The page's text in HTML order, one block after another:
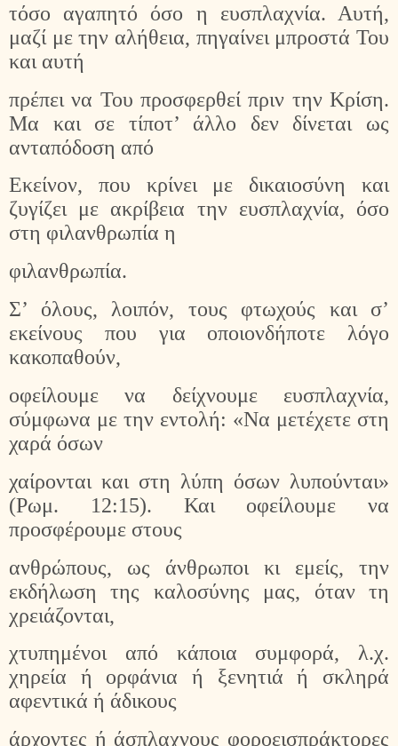
τόσο αγαπητό όσο η ευσπλαχνία. Αυτή,
μαζί με την αλήθεια, πηγαίνει μπροστά Του
και αυτή
πρέπει να Του προσφερθεί πριν την Κρίση.
Μα και σε τίποτ’ άλλο δεν δίνεται ως
ανταπόδοση από
Εκείνον, που κρίνει με δικαιοσύνη και
ζυγίζει με ακρίβεια την ευσπλαχνία, όσο
στη φιλανθρωπία η
φιλανθρωπία.
Σ’ όλους, λοιπόν, τους φτωχούς και σ’
εκείνους που για οποιονδήποτε λόγο
κακοπαθούν,
οφείλουμε να δείχνουμε ευσπλαχνία,
σύμφωνα με την εντολή: «Να μετέχετε στη
χαρά όσων
χαίρονται και στη λύπη όσων λυπούνται»
(Ρωμ. 12:15). Και οφείλουμε να
προσφέρουμε στους
ανθρώπους, ως άνθρωποι κι εμείς, την
εκδήλωση της καλοσύνης μας, όταν τη
χρειάζονται,
χτυπημένοι από κάποια συμφορά, λ.χ.
χηρεία ή ορφάνια ή ξενητιά ή σκληρά
αφεντικά ή άδικους
άρχοντες ή άσπλαχνους φοροεισπράκτορες